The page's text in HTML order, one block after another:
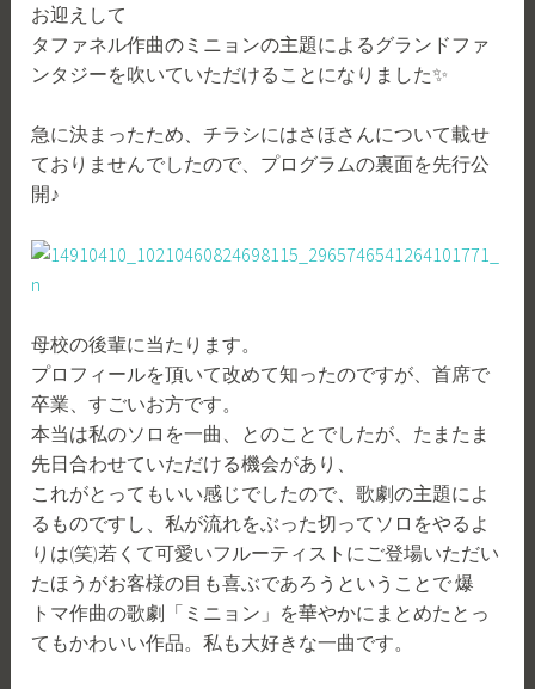
お迎えして
タファネル作曲のミニョンの主題によるグランドファ
ンタジーを吹いていただけることになりました✨
急に決まったため、チラシにはさほさんについて載せ
ておりませんでしたので、プログラムの裏面を先行公
開♪
母校の後輩に当たります。
プロフィールを頂いて改めて知ったのですが、首席で
卒業、すごいお方です。
本当は私のソロを一曲、とのことでしたが、たまたま
先日合わせていただける機会があり、
これがとってもいい感じでしたので、歌劇の主題によ
るものですし、私が流れをぶった切ってソロをやるよ
りは(笑)若くて可愛いフルーティストにご登場いただい
たほうがお客様の目も喜ぶであろうということで 爆
トマ作曲の歌劇「ミニョン」を華やかにまとめたとっ
てもかわいい作品。私も大好きな一曲です。